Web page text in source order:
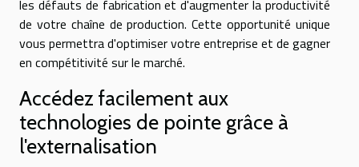
les défauts de fabrication et d'augmenter la productivité
de votre chaîne de production. Cette opportunité unique
vous permettra d'optimiser votre entreprise et de gagner
en compétitivité sur le marché.
Accédez facilement aux
technologies de pointe grâce à
l'externalisation